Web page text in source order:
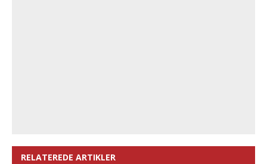
RELATEREDE ARTIKLER